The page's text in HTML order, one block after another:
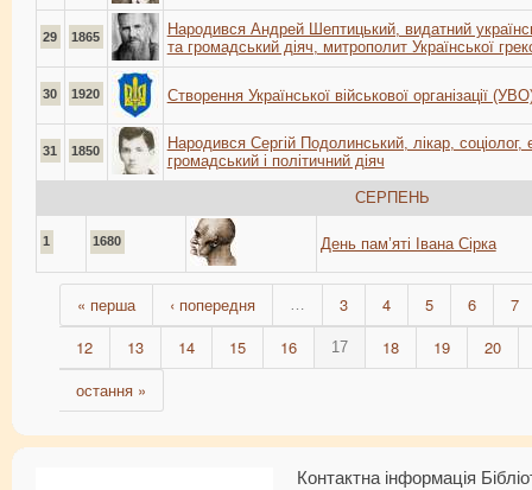
29 1865
Народився Андрей Шептицький, видатний
та громадський діяч, митрополит Української
30 1920 Створення Української військової організації
31 1850
Народився Сергій Подолинський, лікар, соціолог,
громадський і політичний діяч
СЕРПЕНЬ
1 1680 День пам’яті Івана Сірка
« перша ‹ попередня … 3 4 5 6
7
12
13 14 15 16 17 18 19
20
остання »
Контактна інформація